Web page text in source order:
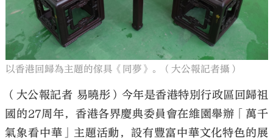
以香港回歸為主題的傢具《同夢》。（大公報記者攝）
（大公報記者 易曉彤）今年是香港特別行政區回歸祖
國的27周年，香港各界慶典委員會在維園舉辦「萬千
氣象看中華」主題活動，設有豐富中華文化特色的展